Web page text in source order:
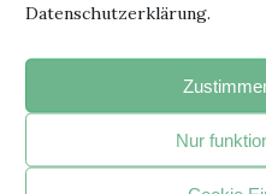
Datenschutzerklärung.
Nur
HINTERLASSE